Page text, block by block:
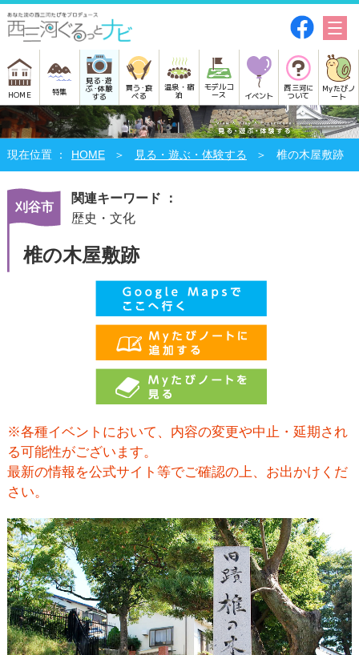
HOME 特集
見る･遊
ぶ･体験
する
買う･食
べる
温泉・宿
泊
モデルコ
ース イベント
西三河に
ついて
Myたびノ
ート
HOME 見る・遊ぶ・体験する 椎の木屋敷跡
刈谷市
関連キーワード ：
歴史・文化
椎の木屋敷跡
※各種イベントにおいて、内容の変更や中止・延期され
る可能性がございます。
最新の情報を公式サイト等でご確認の上、お出かけくだ
さい。